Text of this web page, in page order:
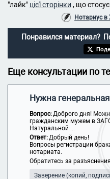
"лайк" цієї сторінки , що
Нотариус
Понравился материал?
Еще консультации по
Нужна
Вопрос:Доброго дня!
гражданским мужем в
Натуральной ...
Ответ:Добрый день!
Вопросы регистрации
нотариата.
Обратитесь за
Заверение (копий,